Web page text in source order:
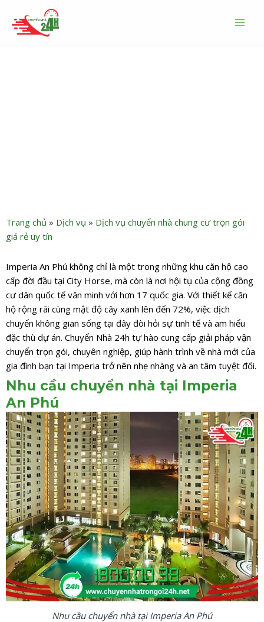
Trang chủ » Dịch vụ » Dịch vụ chuyển nhà chung cư trọn gói
giá rẻ uy tín
Imperia An Phú không chỉ là một trong những khu căn hộ cao
cấp đời đầu tại City Horse, mà còn là nơi hội tụ của cộng đồng
cư dân quốc tế văn minh với hơn 17 quốc gia. Với thiết kế căn
hộ rộng rãi cùng mật độ cây xanh lên đến 72%, việc dịch
chuyển không gian sống tại đây đòi hỏi sự tinh tế và am hiểu
đặc thù dự án. Chuyển Nhà 24h tự hào cung cấp giải pháp vận
chuyển trọn gói, chuyên nghiệp, giúp hành trình về nhà mới của
gia đình bạn tại Imperia trở nên nhẹ nhàng và an tâm tuyệt đối.
Nhu cầu chuyển nhà tại Imperia
An Phú
Nhu cầu chuyển nhà tại Imperia An Phú